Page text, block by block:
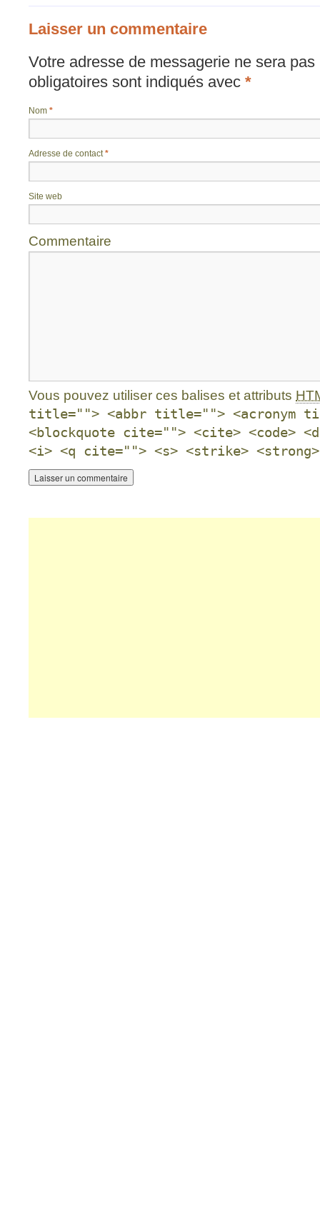
Laisser un commentaire
Votre adresse de messagerie ne sera pas
obligatoires sont indiqués avec *
Nom *
Adresse de contact*
Site web
Commentaire
Vous pouvez utiliser ces balises et attributs
title=""> <abbr title=""> <acronym
<blockquote cite=""> <cite> <code>
<i> <q cite=""> <s> <strike> <strong>